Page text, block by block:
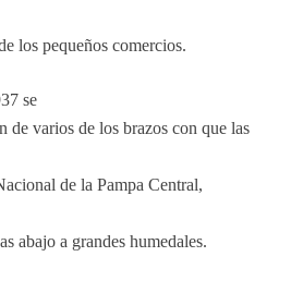
los pequeños comercios.
se
de varios de los brazos con que las
de la Pampa Central,
abajo a grandes humedales.